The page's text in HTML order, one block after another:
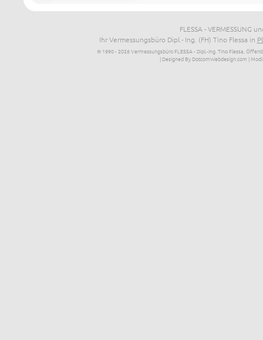
FLESSA - VERMESSUNG
Ihr Vermessungsbüro Dipl.- Ing. (FH) Tino Flessa in
© 1990 - 2026 Vermessungsbüro FLESSA - Dipl.-Ing. Tino Flessa,
| Designed By DotcomWebdesign.com |